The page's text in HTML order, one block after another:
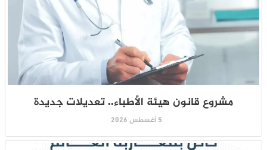
مشروع قانون هيئة الأطباء.. تعديلات جديدة
5 أغسطس 2026